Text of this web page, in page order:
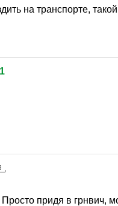
на транспорте,
1
придя в грнвич,